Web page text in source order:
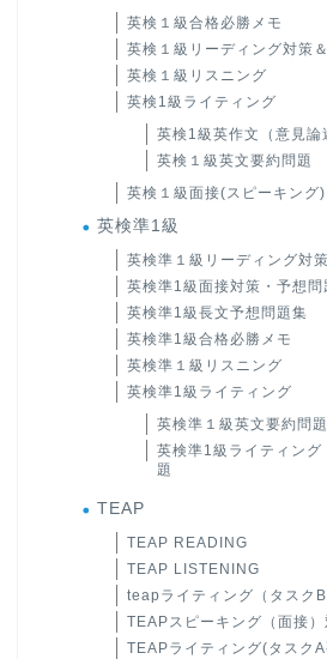
英検１級合格必勝メモ
英検１級リーディング対策
英検１級リスニング
英検1級ライティング
英検1級英作文（意見論
英検１級英文要約問題
英検１級面接(スピーキング)
英検準1級
英検準１級リーディング対
英検準1級面接対策・予想問
英検準1級長文予想問題集
英検準1級合格必勝メモ
英検準１級リスニング
英検準1級ライティング
英検準１級英文要約問題
英検準1級ライティング
題
TEAP
TEAP READING
TEAP LISTENING
teapライティング（タスクB
TEAPスピーキング（面接
TEAPライティング(タスクA